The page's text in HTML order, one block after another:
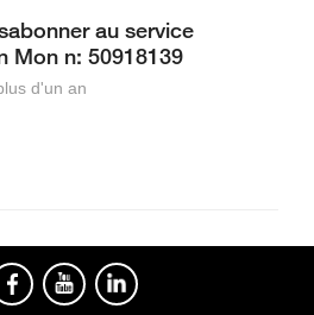
au service
Mon n: 50918139
d'un an